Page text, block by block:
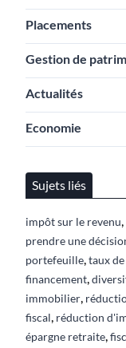
Placements
Gestion de
Actualités
Economie
Sujets liés
impôt sur le revenu,
prendre une
portefeuille,taux
financement,
immobilier,
fiscal, réduction
épargne retraite,